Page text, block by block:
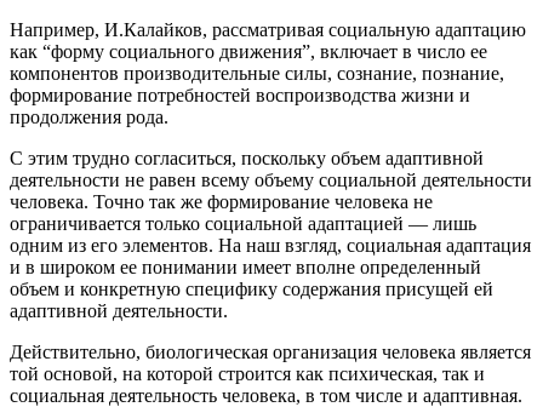
Например, И.Калайков, рассматривая социальную адаптацию
как “форму социального движения”, включает в число ее
компонентов производительные силы, сознание, познание,
формирование потребностей воспроизводства жизни и
продолжения рода.
С этим трудно согласиться, поскольку объем адаптивной
деятельности не равен всему объему социальной деятельности
человека. Точно так же формирование человека не
ограничивается только социальной адаптацией — лишь
одним из его элементов. На наш взгляд, социальная адаптация
и в широком ее понимании имеет вполне определенный
объем и конкретную специфику содержания присущей ей
адаптивной деятельности.
Действительно, биологическая организация человека является
той основой, на которой строится как психическая, так и
социальная деятельность человека, в том числе и адаптивная.